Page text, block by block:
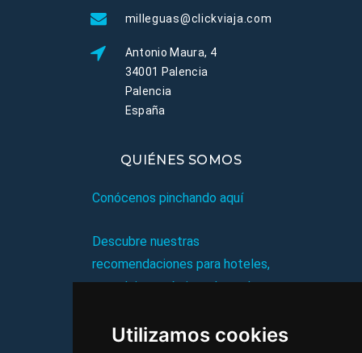
Utilizamos cookies
milleguas@clickviaja.com
Antonio Maura, 4
34001 Palencia
Palencia
España
QUIÉNES SOMOS
Conócenos pinchando aquí
Descubre nuestras
recomendaciones para hoteles,
complejos turísticos, hostales,
viajes, y mucho más!